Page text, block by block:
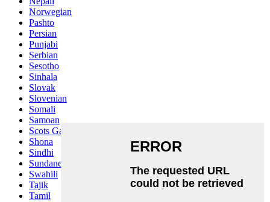
Norwegian
Pashto
Persian
Punjabi
Serbian
Sesotho
Sinhala
Slovak
Slovenian
Somali
Samoan
Scots Gaelic
Shona
Sindhi
Sundanese
Swahili
Tajik
Tamil